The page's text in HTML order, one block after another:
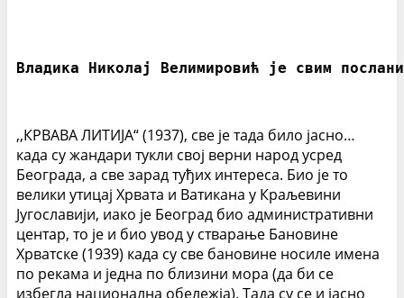
Владика Николај Велимировић је свим
,,КРВАВА ЛИТИЈА“ (1937), све је тада било јасно…
када су жандари тукли свој верни народ усред
Београда, а све зарад туђих интереса. Био је то
велики утицај Хрвата и Ватикана у Краљевини
Југославији, иако је Београд био административни
центар, то је и био увод у стварање Бановине
Хрватске (1939) када су све бановине носиле имена
по рекама и једна по близини мора (да би се
избегла национална обележја). Тада су се и јасно